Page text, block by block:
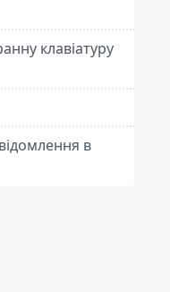
клавіатуру
в